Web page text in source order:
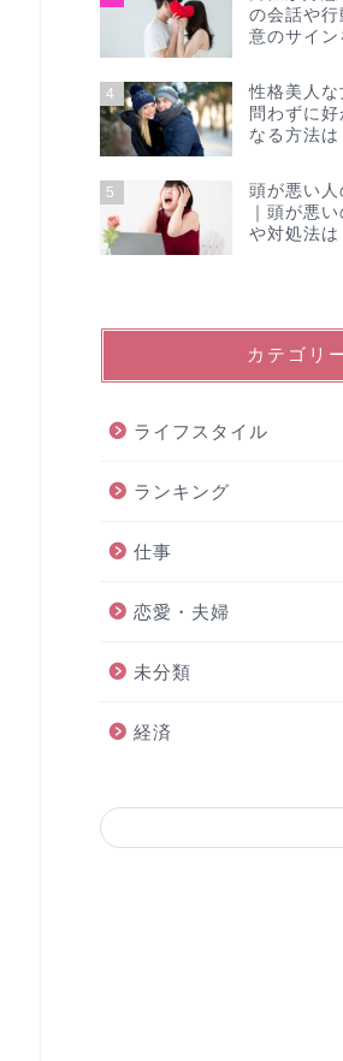
の会話や
意のサイン
4
性格美人
問わずに
なる方法は
5
頭が悪い
｜頭が悪
や対処法は
カテゴリ
ライフスタイル
ランキング
仕事
恋愛・夫婦
未分類
経済